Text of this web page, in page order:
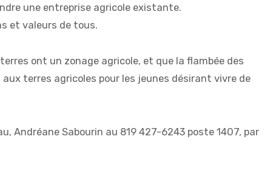
une entreprise agricole existante.
et valeurs de tous.
ont un zonage agricole, et que la flambée des
terres agricoles pour les jeunes désirant vivre de
Andréane Sabourin au 819 427-6243 poste 1407, par